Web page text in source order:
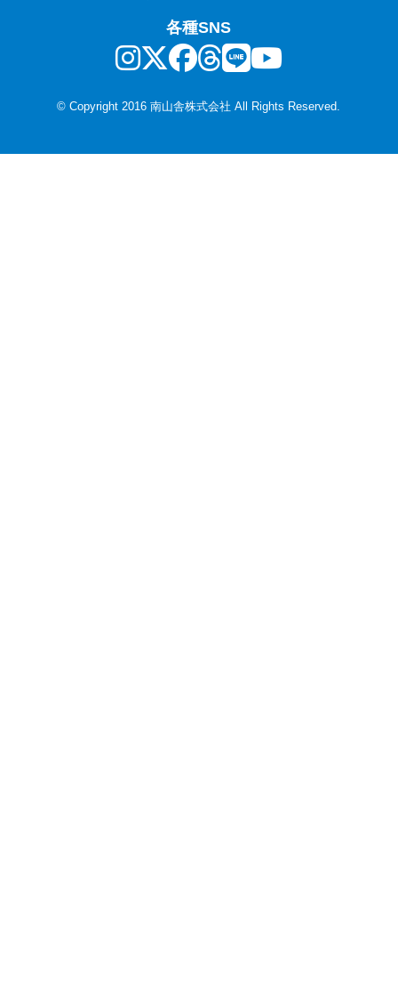
各種SNS
© Copyright 2016 南山舎株式会社 All Rights Reserved.